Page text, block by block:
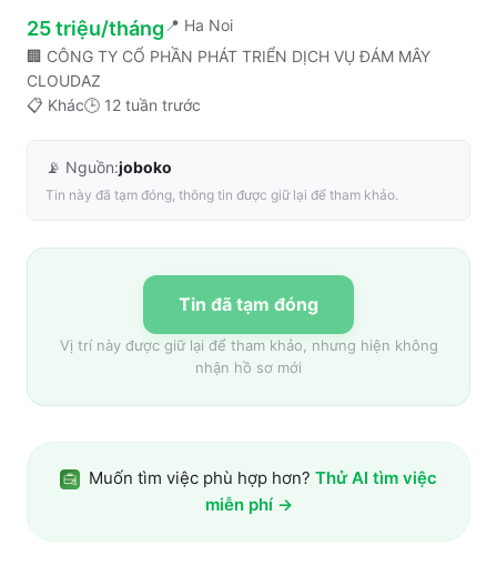
25 triệu/tháng 📍 Ha Noi
🏢 CÔNG TY CỔ PHẦN PHÁT TRIỂN DỊCH VỤ ĐÁM MÂY
CLOUDAZ
📋 Khác🕒 12 tuần trước
📡 Nguồn:joboko
Tin này đã tạm đóng, thông tin được giữ lại để tham khảo.
Tin đã tạm đóng
Vị trí này được giữ lại để tham khảo, nhưng hiện không
nhận hồ sơ mới
Muốn tìm việc phù hợp hơn? Thử AI tìm việc
miễn phí →